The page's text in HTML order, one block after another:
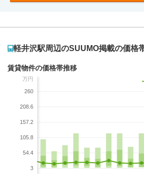
軽井沢駅周辺のSUUMO掲載の価格
賃貸物件の価格帯推移
万円
260
208.6
157.2
105.8
54.4
3